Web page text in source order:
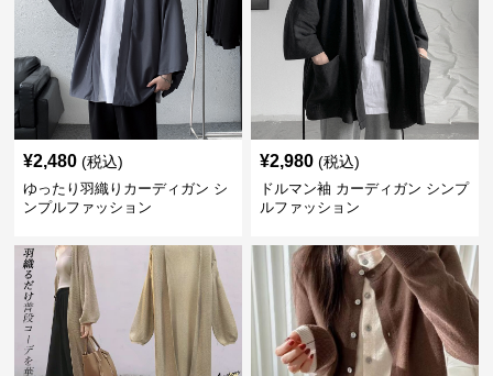
¥2,480 (税込)
ゆったり羽織りカーディガン シ
ンプルファッション
¥2,980 (税込)
ドルマン袖 カーディガン シンプ
ルファッション